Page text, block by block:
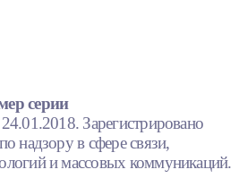
серии
Зарегистрировано
надзору в сфере связи,
и массовых коммуникаций.